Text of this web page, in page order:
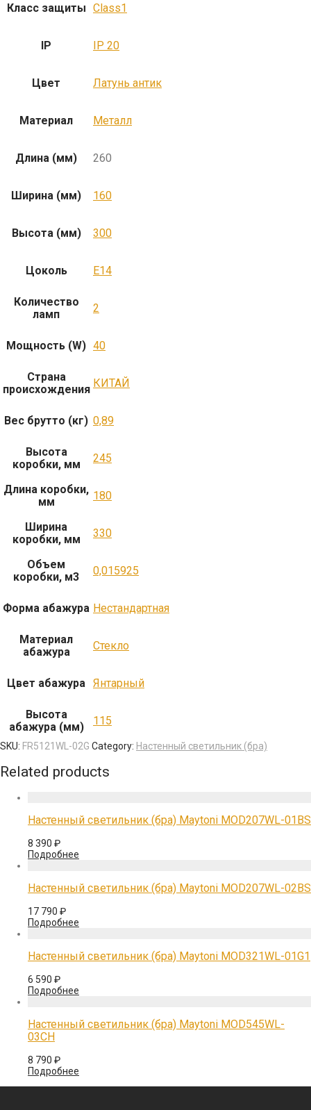
Класс защиты Class1
IP IP 20
Цвет Латунь антик
Материал Металл
Длина (мм) 260
Ширина (мм) 160
Высота (мм) 300
Цоколь E14
Количество
ламп
2
Мощность (W) 40
Страна
происхождения КИТАЙ
Вес брутто (кг) 0,89
Высота
коробки, мм
245
Длина коробки,
мм
180
Ширина
коробки, мм
330
Объем
коробки, м3
0,015925
Форма абажура Нестандартная
Материал
абажура
Стекло
Цвет абажура Янтарный
Высота
абажура (мм)
115
SKU: FR5121WL-02G Category: Настенный светильник (бра)
Related products
Настенный светильник (бра) Maytoni MOD207WL-01BS
8 390 ₽
Подробнее
Настенный светильник (бра) Maytoni MOD207WL-02BS
17 790 ₽
Подробнее
Настенный светильник (бра) Maytoni MOD321WL-01G1
6 590 ₽
Подробнее
Настенный светильник (бра) Maytoni MOD545WL-
03CH
8 790 ₽
Подробнее